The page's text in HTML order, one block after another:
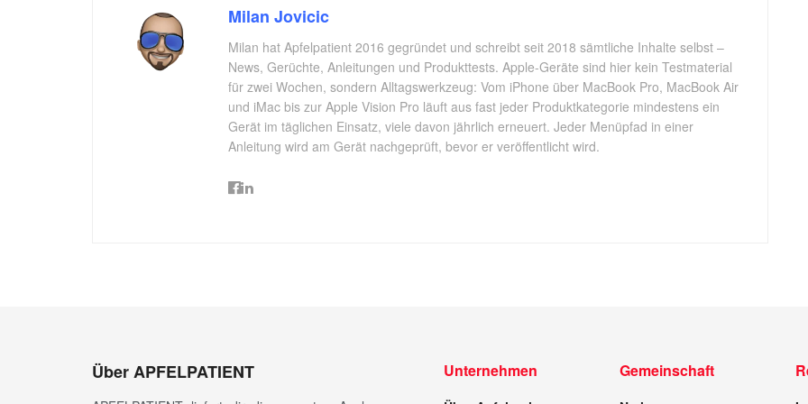
Milan Jovicic
Milan hat Apfelpatient 2016 gegründet und schreibt seit 2018 sämtliche Inhalte selbst –
News, Gerüchte, Anleitungen und Produkttests. Apple-Geräte sind hier kein Testmaterial
für zwei Wochen, sondern Alltagswerkzeug: Vom iPhone über MacBook Pro, MacBook Air
und iMac bis zur Apple Vision Pro läuft aus fast jeder Produktkategorie mindestens ein
Gerät im täglichen Einsatz, viele davon jährlich erneuert. Jeder Menüpfad in einer
Anleitung wird am Gerät nachgeprüft, bevor er veröffentlicht wird.
Über APFELPATIENT Unternehmen Gemeinschaft